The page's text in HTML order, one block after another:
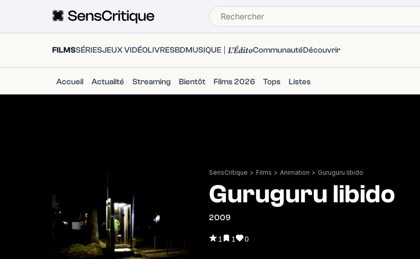
FILMSSÉRIESJEUX VIDÉOLIVRESBDMUSIQUE L'ÉditoCommunautéDécouvrir
Accueil Actualité Streaming Bientôt Films 2026 Tops Listes
SensCritique > Films > Animation > Guruguru libido
Guruguru libido
2009
1 1 0